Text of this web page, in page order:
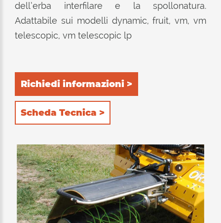
dell’erba interfilare e la spollonatura.
Adattabile sui modelli dynamic, fruit, vm, vm
telescopic, vm telescopic lp
Richiedi informazioni >
Scheda Tecnica >